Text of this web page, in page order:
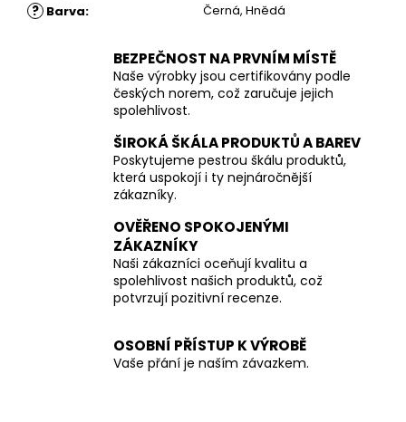
? Barva: Černá, Hnědá
BEZPEČNOST NA PRVNÍM MÍSTĚ
Naše výrobky jsou certifikovány podle
českých norem, což zaručuje jejich
spolehlivost.
ŠIROKÁ ŠKÁLA PRODUKTŮ A BAREV
Poskytujeme pestrou škálu produktů,
která uspokojí i ty nejnáročnější
zákazníky.
OVĚŘENO SPOKOJENÝMI
ZÁKAZNÍKY
Naši zákazníci oceňují kvalitu a
spolehlivost našich produktů, což
potvrzují pozitivní recenze.
OSOBNÍ PŘÍSTUP K VÝROBĚ
Vaše přání je naším závazkem.